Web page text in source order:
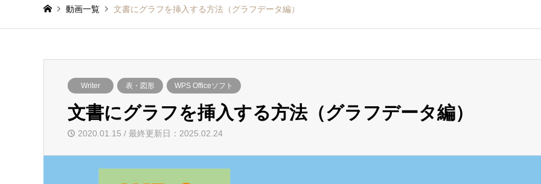
動画一覧 文書にグラフを挿入する方法（グラフデータ編）
Writer 表・図形 WPS Officeソフト
文書にグラフを挿入する方法（グラフデータ編）
2020.01.15 / 最終更新日：2025.02.24